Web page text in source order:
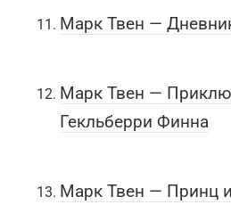
Марк Твен —
Марк Твен —
Гекльберри Финна
Марк Твен — Принц